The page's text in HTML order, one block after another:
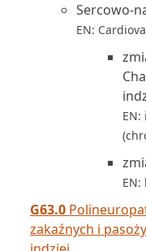
Sercowo-
EN:
EN:
G63.0
zakaźnych i